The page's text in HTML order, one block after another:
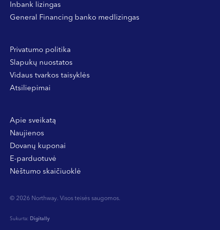
Inbank lizingas
General Financing banko medlizingas
Privatumo politika
Slapukų nuostatos
Vidaus tvarkos taisyklės
Atsiliepimai
Apie sveikatą
Naujienos
Dovanų kuponai
E-parduotuvė
Nėštumo skaičiuoklė
© 2026 Northway. Visos teisės saugomos.
Sukurta: Digitally